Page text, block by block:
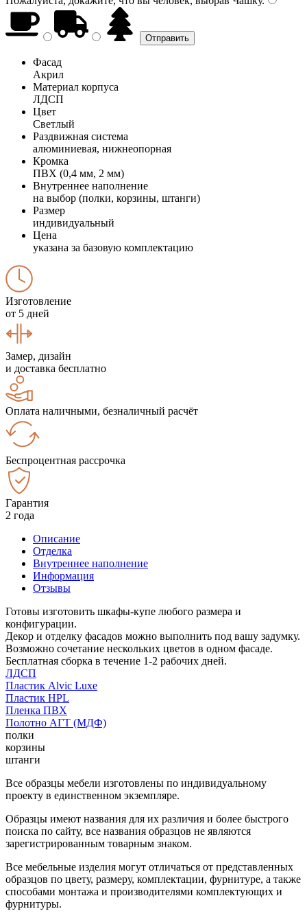
Фасад
Акрил
Материал корпуса
ЛДСП
Цвет
Светлый
Раздвижная система
алюминиевая, нижнеопорная
Кромка
ПВХ (0,4 мм, 2 мм)
Внутреннее наполнение
на выбор (полки, корзины, штанги)
Размер
индивидуальный
Цена
указана за базовую комплектацию
Изготовление
от 5 дней
Замер, дизайн
и доставка бесплатно
Оплата наличными, безналичный расчёт
Беспроцентная рассрочка
Гарантия
2 года
Описание
Отделка
Внутреннее наполнение
Информация
Отзывы
Готовы изготовить шкафы-купе любого размера и
конфигурации.
Декор и отделку фасадов можно выполнить под вашу задумку.
Возможно сочетание нескольких цветов в одном фасаде.
Бесплатная сборка в течение 1-2 рабочих дней.
ЛДСП
Пластик Alvic Luxe
Пластик HPL
Пленка ПВХ
Полотно АГТ (МДФ)
полки
корзины
штанги
Все образцы мебели изготовлены по индивидуальному
проекту в единственном экземпляре.
Образцы имеют названия для их различия и более быстрого
поиска по сайту, все названия образцов не являются
зарегистрированным товарным знаком.
Все мебельные изделия могут отличаться от представленных
образцов по цвету, размеру, комплектации, фурнитуре, а также
способами монтажа и производителями комплектующих и
фурнитуры.